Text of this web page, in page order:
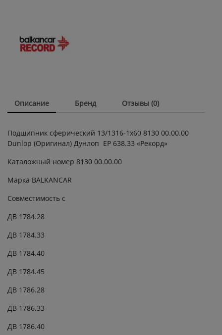
00.00.
00
сайлентблок
quantity
Описание Бренд Отзывы (0)
Подшипник сферический 13/1316-1х60 8130 00.00.00
Dunlop (Оригинал) Дунлоп ЕР 638.33 «Рекорд»
Каталожный номер 8130 00.00.00
Марка BALKANCAR
Совместимость с
ДВ 1784.28
ДВ 1784.33
ДВ 1784.40
ДВ 1784.45
ДВ 1786.28
ДВ 1786.33
ДВ 1786.40